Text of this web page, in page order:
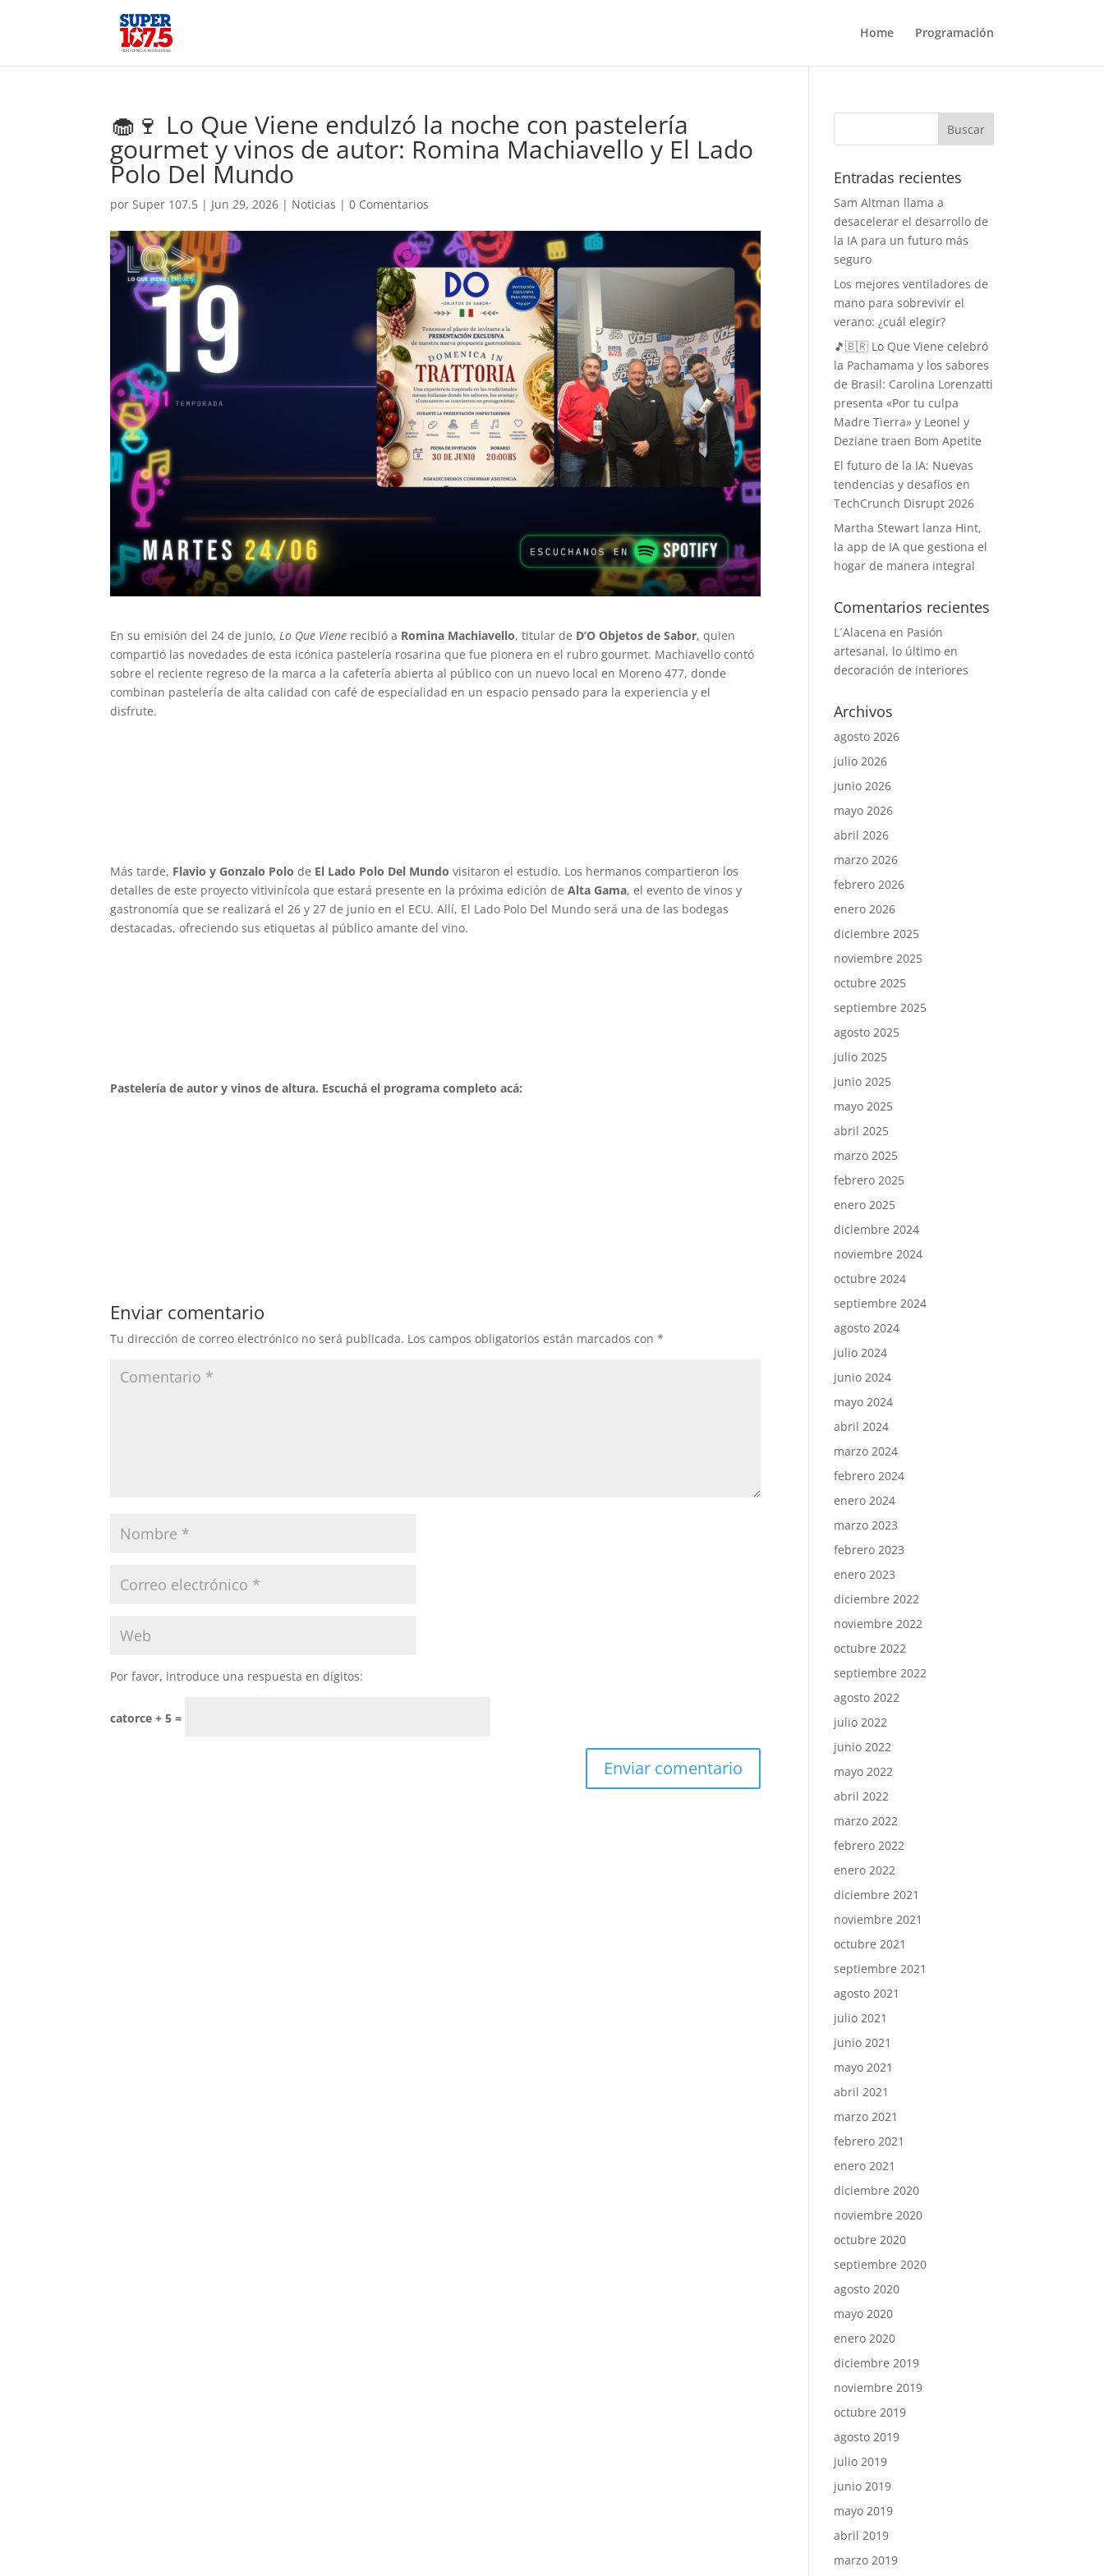
Home Programación
🧁🍷 Lo Que Viene endulzó la noche con pastelería
gourmet y vinos de autor: Romina Machiavello y El Lado
Polo Del Mundo
porSuper 107.5 | Jun 29, 2026 | Noticias |0 Comentarios
En su emisión del 24 de junio,Lo Que Viene recibió a Romina Machiavello, titular de D’O Objetos de Sabor, quien
compartió las novedades de esta icónica pastelería rosarina que fue pionera en el rubro gourmet. Machiavello contó
sobre el reciente regreso de la marca a la cafetería abierta al público con un nuevo local en Moreno 477, donde
combinan pastelería de alta calidad con café de especialidad en un espacio pensado para la experiencia y el
disfrute.
Más tarde, Flavio y Gonzalo Polo de El Lado Polo Del Mundo visitaron el estudio. Los hermanos compartieron los
detalles de este proyecto vitivinícola que estará presente en la próxima edición deAlta Gama, el evento de vinos y
gastronomía que se realizará el 26 y 27 de junio en el ECU. Allí, El Lado Polo Del Mundo será una de las bodegas
destacadas, ofreciendo sus etiquetas al público amante del vino.
Pastelería de autor y vinos de altura. Escuchá el programa completo acá:
Enviar comentario
Tu dirección de correo electrónico no será publicada. Los campos obligatorios están marcados con*
Por favor, introduce una respuesta en dígitos:
catorce + 5 =
Entradas recientes
Sam Altman llama a
desacelerar el desarrollo de
la IA para un futuro más
seguro
Los mejores ventiladores de
mano para sobrevivir el
verano: ¿cuál elegir?
🎵🇧🇷 Lo Que Viene celebró
la Pachamama y los sabores
de Brasil: Carolina Lorenzatti
presenta «Por tu culpa
Madre Tierra» y Leonel y
Deziane traen Bom Apetite
El futuro de la IA: Nuevas
tendencias y desafíos en
TechCrunch Disrupt 2026
Martha Stewart lanza Hint,
la app de IA que gestiona el
hogar de manera integral
Comentarios recientes
L´Alacena en Pasión
artesanal, lo último en
decoración de interiores
Archivos
agosto 2026
julio 2026
junio 2026
mayo 2026
abril 2026
marzo 2026
febrero 2026
enero 2026
diciembre 2025
noviembre 2025
octubre 2025
septiembre 2025
agosto 2025
julio 2025
junio 2025
mayo 2025
abril 2025
marzo 2025
febrero 2025
enero 2025
diciembre 2024
noviembre 2024
octubre 2024
septiembre 2024
agosto 2024
julio 2024
junio 2024
mayo 2024
abril 2024
marzo 2024
febrero 2024
enero 2024
marzo 2023
febrero 2023
enero 2023
diciembre 2022
noviembre 2022
octubre 2022
septiembre 2022
agosto 2022
julio 2022
junio 2022
mayo 2022
abril 2022
marzo 2022
febrero 2022
enero 2022
diciembre 2021
noviembre 2021
octubre 2021
septiembre 2021
agosto 2021
julio 2021
junio 2021
mayo 2021
abril 2021
marzo 2021
febrero 2021
enero 2021
diciembre 2020
noviembre 2020
octubre 2020
septiembre 2020
agosto 2020
mayo 2020
enero 2020
diciembre 2019
noviembre 2019
octubre 2019
agosto 2019
julio 2019
junio 2019
mayo 2019
abril 2019
marzo 2019